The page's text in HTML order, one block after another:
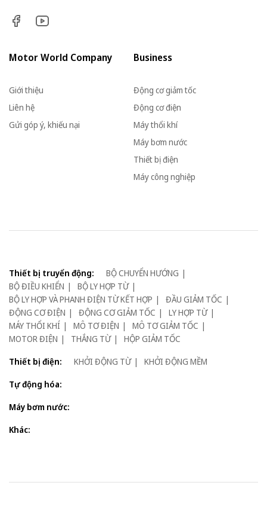
Motor World Company
Giới thiệu
Liên hệ
Gửi góp ý, khiếu nại
Business
Động cơ giảm tốc
Động cơ điện
Máy thổi khí
Máy bơm nước
Thiết bị điện
Máy công nghiệp
Thiết bị truyển động:
BỘ CHUYỂN HƯỚNG
BỘ ĐIỀU KHIỂN
BỘ LY HỢP TỪ
BỘ LY HỢP VÀ PHANH ĐIỆN TỪ KẾT HỢP
ĐẦU GIẢM TỐC
ĐỘNG CƠ ĐIỆN
ĐỘNG CƠ GIẢM TỐC
LY HỢP TỪ
MÁY THỔI KHÍ
MÔ TƠ ĐIỆN
MÔ TƠ GIẢM TỐC
MOTOR ĐIỆN
THẮNG TỪ
HỘP GIẢM TỐC
Thiết bị điện:
KHỞI ĐỘNG TỪ
KHỞI ĐỘNG MỀM
Tự động hóa:
Máy bơm nước:
Khác: